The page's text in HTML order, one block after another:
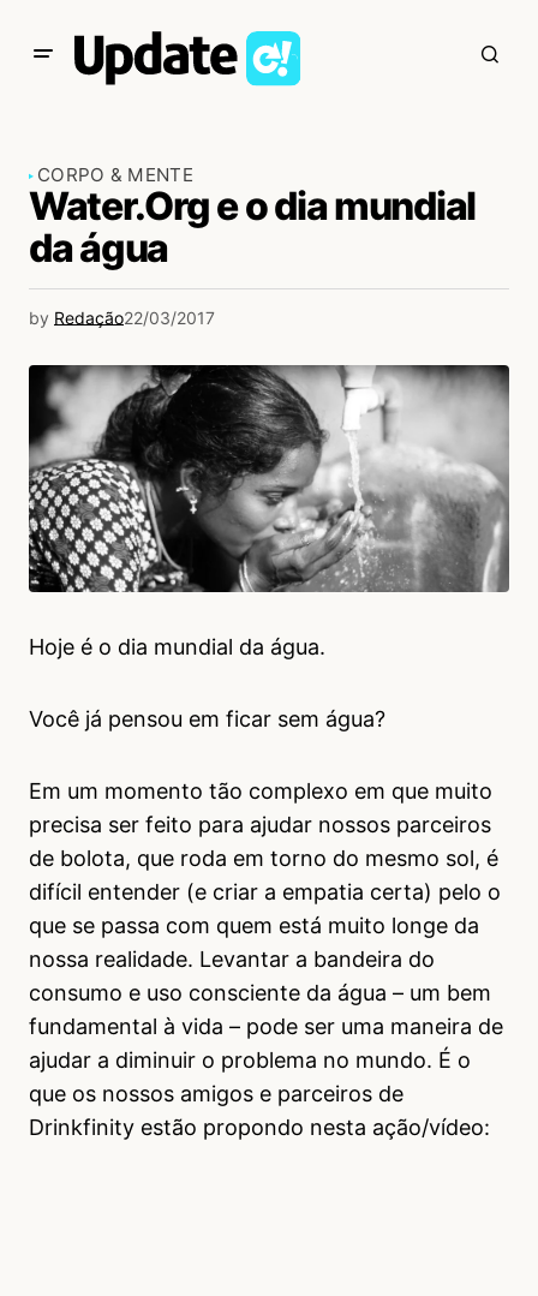
CORPO & MENTE
Water.Org e o dia mundial
da água
by Redação22/03/2017
Hoje é o dia mundial da água.
Você já pensou em ficar sem água?
Em um momento tão complexo em que muito
precisa ser feito para ajudar nossos parceiros
de bolota, que roda em torno do mesmo sol, é
difícil entender (e criar a empatia certa) pelo o
que se passa com quem está muito longe da
nossa realidade. Levantar a bandeira do
consumo e uso consciente da água – um bem
fundamental à vida – pode ser uma maneira de
ajudar a diminuir o problema no mundo. É o
que os nossos amigos e parceiros de
Drinkfinity estão propondo nesta ação/vídeo: